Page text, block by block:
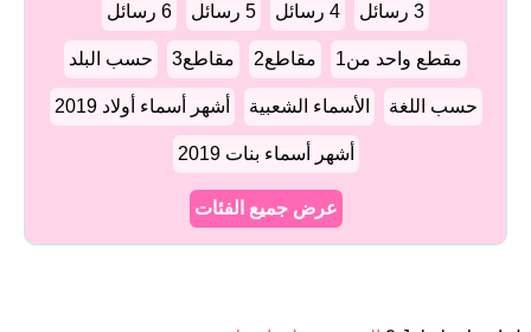
3 رسائل 4 رسائل 5 رسائل 6 رسائل
مقطع واحد من1 مقاطع2 مقاطع3 حسب البلد
حسب اللغة الأسماء الشعبية أشهر أسماء أولاد 2019
أشهر أسماء بنات 2019
عرض جميع الفئات